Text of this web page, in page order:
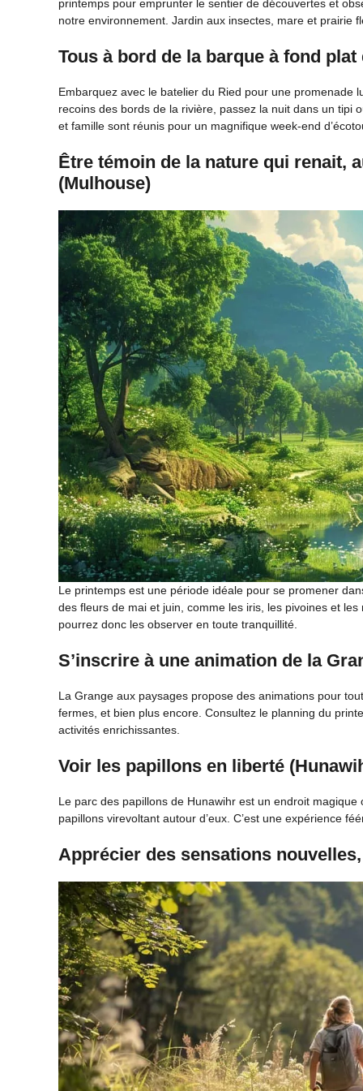
printemps pour emprunter le sentier de découvertes et
notre environnement. Jardin aux insectes, mare et prairie
Tous à bord de la barque à fond
Embarquez avec le batelier du Ried pour une promenade
recoins des bords de la rivière, passez la nuit dans un tipi
et famille sont réunis pour un magnifique week-end
Être témoin de la nature qui renait,
(Mulhouse)
Le printemps est une période idéale pour se promener
des fleurs de mai et juin, comme les iris, les pivoines et
pourrez donc les observer en toute tranquillité.
S’inscrire à une animation de la
La Grange aux paysages propose des animations pour
fermes, et bien plus encore. Consultez le planning du
activités enrichissantes.
Voir les papillons en liberté
Le parc des papillons de Hunawihr est un endroit
papillons virevoltant autour d’eux. C’est une expérience
Apprécier des sensations